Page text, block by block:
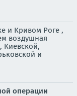
и Кривом Роге ,
воздушная
Киевской,
и
операции